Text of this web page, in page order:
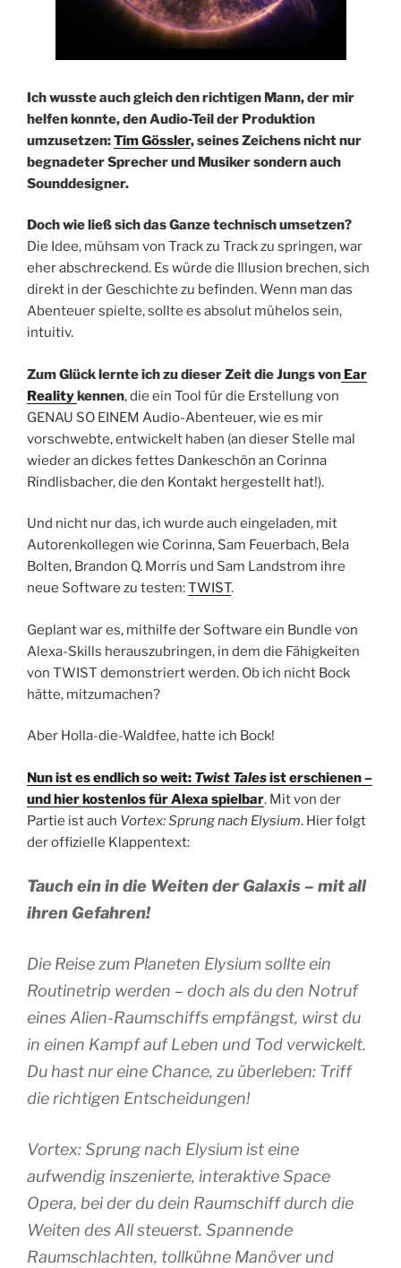
Ich wusste auch gleich den richtigen Mann, der mir
helfen konnte, den Audio-Teil der Produktion
umzusetzen:Tim Gössler, seines Zeichens nicht nur
begnadeter Sprecher und Musiker sondern auch
Sounddesigner.
Doch wie ließ sich das Ganze technisch umsetzen?
Die Idee, mühsam von Track zu Track zu springen, war
eher abschreckend. Es würde die Illusion brechen, sich
direkt in der Geschichte zu befinden. Wenn man das
Abenteuer spielte, sollte es absolut mühelos sein,
intuitiv.
Zum Glück lernte ich zu dieser Zeit die Jungs von Ear
Realitykennen, die ein Tool für die Erstellung von
GENAU SO EINEM Audio-Abenteuer, wie es mir
vorschwebte, entwickelt haben (an dieser Stelle mal
wieder an dickes fettes Dankeschön an Corinna
Rindlisbacher, die den Kontakt hergestellt hat!).
Und nicht nur das, ich wurde auch eingeladen, mit
Autorenkollegen wie Corinna, Sam Feuerbach, Bela
Bolten, Brandon Q. Morris und Sam Landstrom ihre
neue Software zu testen:TWIST.
Geplant war es, mithilfe der Software ein Bundle von
Alexa-Skills herauszubringen, in dem die Fähigkeiten
von TWIST demonstriert werden. Ob ich nicht Bock
hätte, mitzumachen?
Aber Holla-die-Waldfee, hatte ich Bock!
Nun ist es endlich so weit: Twist Talesist erschienen –
und hier kostenlos für Alexa spielbar. Mit von der
Partie ist auch Vortex: Sprung nach Elysium. Hier folgt
der offizielle Klappentext:
Tauch ein in die Weiten der Galaxis – mit all
ihren Gefahren!
Die Reise zum Planeten Elysium sollte ein
Routinetrip werden – doch als du den Notruf
eines Alien-Raumschiffs empfängst, wirst du
in einen Kampf auf Leben und Tod verwickelt.
Du hast nur eine Chance, zu überleben: Triff
die richtigen Entscheidungen!
Vortex: Sprung nach Elysium ist eine
aufwendig inszenierte, interaktive Space
Opera, bei der du dein Raumschiff durch die
Weiten des All steuerst. Spannende
Raumschlachten, tollkühne Manöver und